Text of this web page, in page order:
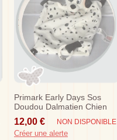
Primark Early Days Sos
Doudou Dalmatien Chien
Plat Blanc Noir Disney
12,00 € NON DISPONIBLE
Créer une alerte